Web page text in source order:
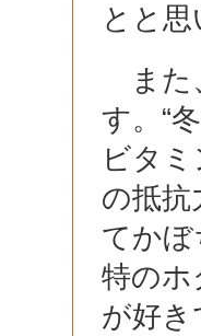
とと
また
す。“
ビタ
の抵抗
てか
特のホ
が好